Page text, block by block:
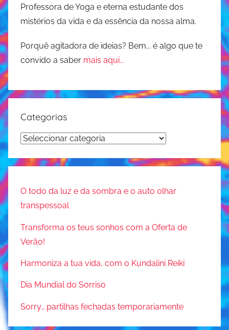
Professora de Yoga e eterna estudante dos
mistérios da vida e da essência da nossa alma.
Porquê agitadora de ideias? Bem... é algo que te
convido a saber mais aqui...
Categorias
Categorias
O todo da luz e da sombra e o auto olhar
transpessoal
Transforma os teus sonhos com a Oferta de
Verão!
Harmoniza a tua vida, com o Kundalini Reiki
Dia Mundial do Sorriso
Sorry… partilhas fechadas temporariamente